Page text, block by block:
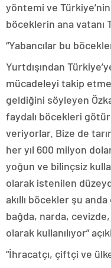
yöntemi ve
böceklerin ana vatanı
“Yabancılar bu
Yurtdışından
mücadeleyi takip
geldiğini söyleyen
faydalı böcekleri
veriyorlar. Bize de
her yıl 600 milyon
yoğun ve bilinçsiz
olarak istenilen
akıllı böcekler şu
bağda, narda,
olarak kullanılıyor”
“İhracatçı, çiftçi ve